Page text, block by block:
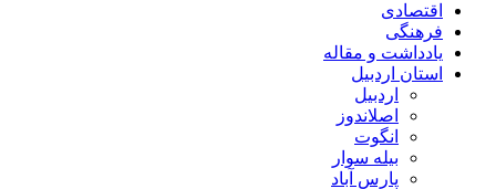
اقتصادی
فرهنگی
یادداشت و مقاله
استان اردبیل
اردبیل
اصلاندوز
انگوت
بیله سوار
پارس آباد